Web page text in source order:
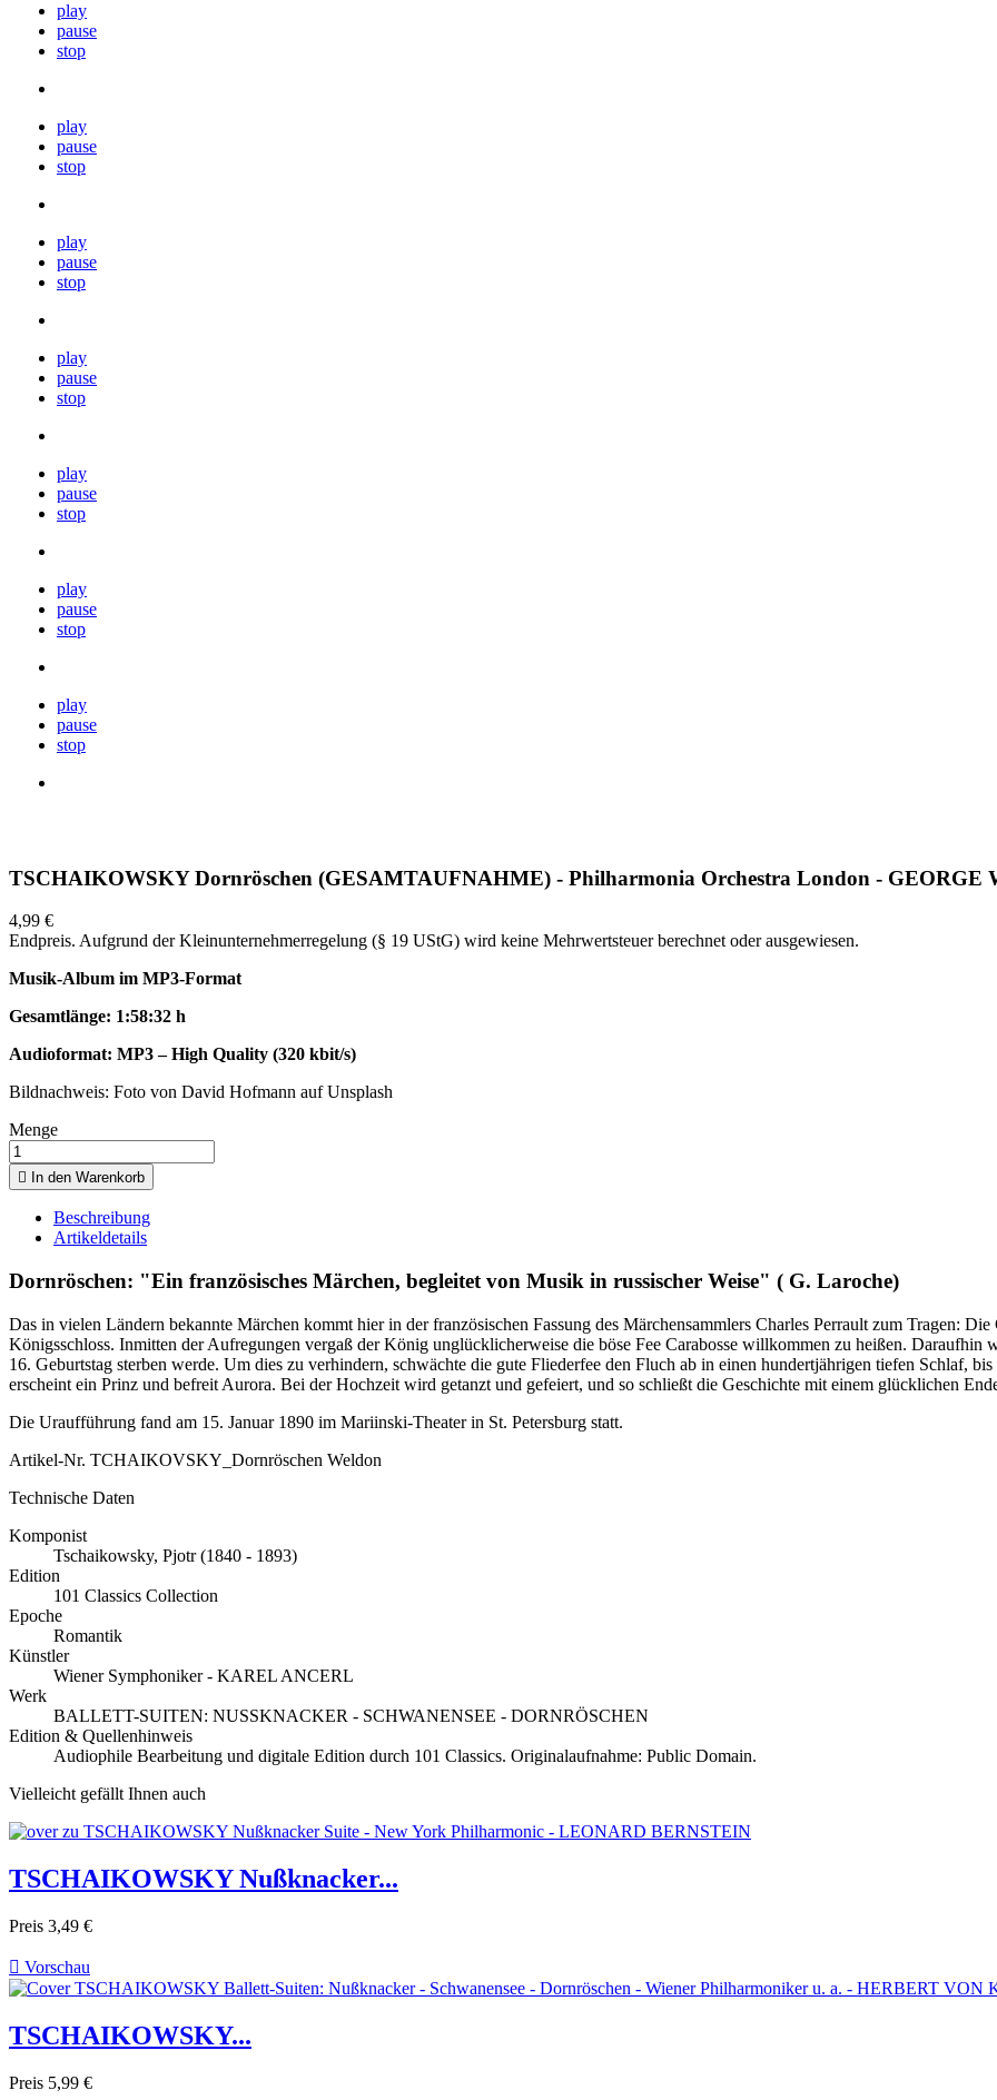
play
pause
stop
play
pause
stop
play
pause
stop
play
pause
stop
play
pause
stop
play
pause
stop
play
pause
stop
TSCHAIKOWSKY Dornröschen (GESAMTAUFNAHME) - Philharmonia Orchestra London - GEORGE
4,99 €
Endpreis. Aufgrund der Kleinunternehmerregelung (§ 19 UStG) wird keine Mehrwertsteuer berechnet oder ausgewiesen.
Musik-Album im MP3-Format
Gesamtlänge: 1:58:32 h
Audioformat: MP3 – High Quality (320 kbit/s)
Bildnachweis: Foto von David Hofmann auf Unsplash
Menge
 In den Warenkorb
Beschreibung
Artikeldetails
Dornröschen: "Ein französisches Märchen, begleitet von Musik in russischer Weise" ( G. Laroche)
Das in vielen Ländern bekannte Märchen kommt hier in der französischen Fassung des Märchensammlers Charles Perrault zum Tragen:
Königsschloss. Inmitten der Aufregungen vergaß der König unglücklicherweise die böse Fee Carabosse willkommen zu heißen. Daraufhin
16. Geburtstag sterben werde. Um dies zu verhindern, schwächte die gute Fliederfee den Fluch ab in einen hundertjährigen tiefen Schlaf,
erscheint ein Prinz und befreit Aurora. Bei der Hochzeit wird getanzt und gefeiert, und so schließt die Geschichte mit einem glücklichen
Die Uraufführung fand am 15. Januar 1890 im Mariinski-Theater in St. Petersburg statt.
Artikel-Nr. TCHAIKOVSKY_Dornröschen Weldon
Technische Daten
Komponist
Tschaikowsky, Pjotr (1840 - 1893)
Edition
101 Classics Collection
Epoche
Romantik
Künstler
Wiener Symphoniker - KAREL ANCERL
Werk
BALLETT-SUITEN: NUSSKNACKER - SCHWANENSEE - DORNRÖSCHEN
Edition & Quellenhinweis
Audiophile Bearbeitung und digitale Edition durch 101 Classics. Originalaufnahme: Public Domain.
Vielleicht gefällt Ihnen auch
TSCHAIKOWSKY Nußknacker...
Preis 3,49 €
 Vorschau
TSCHAIKOWSKY...
Preis 5,99 €